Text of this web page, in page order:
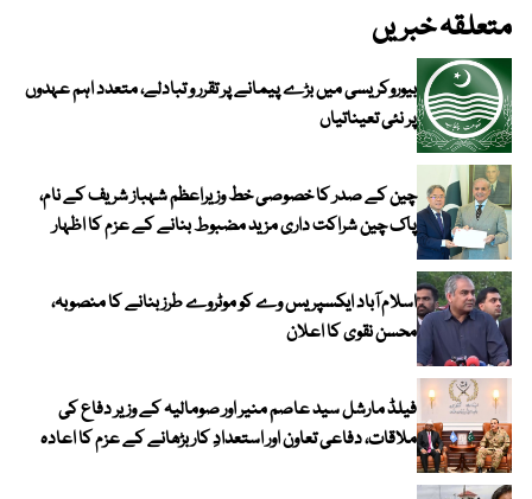
متعلقہ خبریں
بیوروکریسی میں بڑے پیمانے پر تقرر و تبادلے، متعدد اہم عہدوں
پر نئی تعیناتیاں
چین کے صدر کا خصوصی خط وزیراعظم شہباز شریف کے نام،
پاک چین شراکت داری مزید مضبوط بنانے کے عزم کا اظہار
اسلام آباد ایکسپریس وے کو موٹروے طرز بنانے کا منصوبہ،
محسن نقوی کا اعلان
فیلڈ مارشل سید عاصم منیر اور صومالیہ کے وزیر دفاع کی
ملاقات، دفاعی تعاون اور استعدادِ کار بڑھانے کے عزم کا اعادہ